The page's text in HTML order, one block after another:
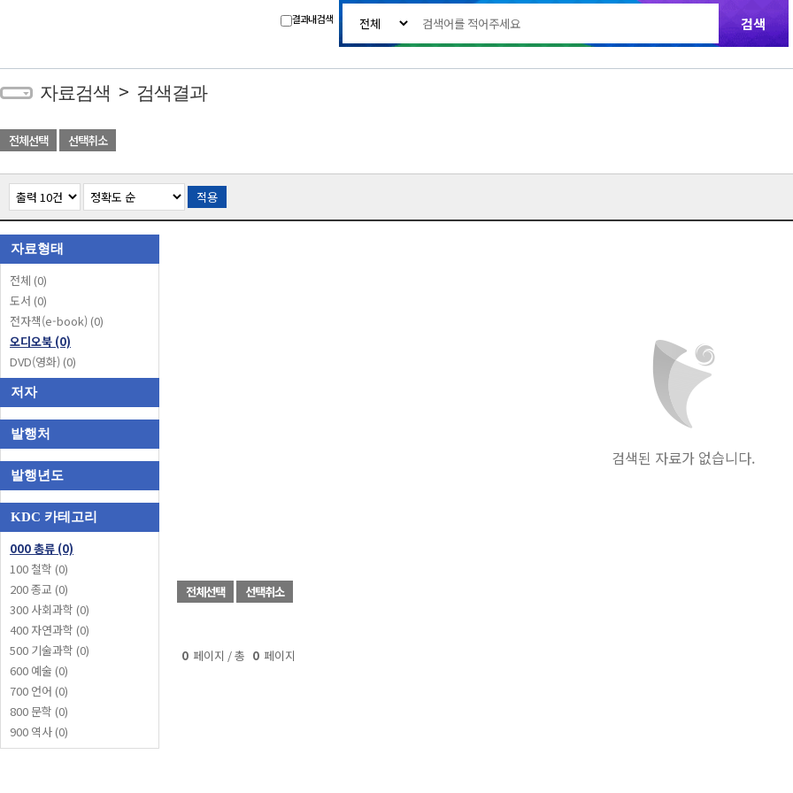
결과내 검색
자료검색 > 검색결과
전체선택 선택취소
적용
자료형태
전체 (0)
도서 (0)
전자책(e-book) (0)
오디오북 (0)
DVD(영화) (0)
저자
발행처
발행년도
KDC 카테고리
000 총류 (0)
100 철학 (0)
200 종교 (0)
300 사회과학 (0)
400 자연과학 (0)
500 기술과학 (0)
600 예술 (0)
700 언어 (0)
800 문학 (0)
900 역사 (0)
검색된 자료가 없습니다.
전체선택 선택취소
0 페이지 / 총 0 페이지